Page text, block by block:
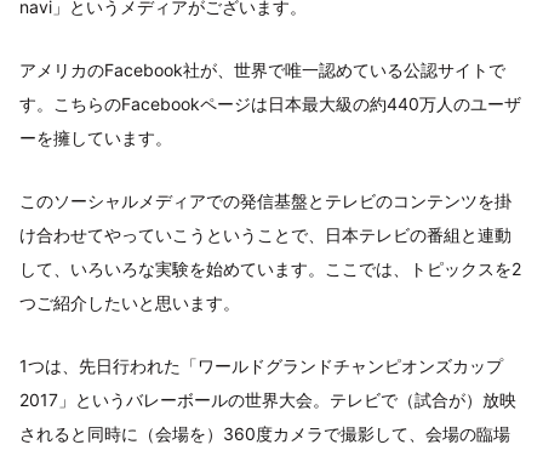
navi」というメディアがございます。
アメリカのFacebook社が、世界で唯一認めている公認サイトで
す。こちらのFacebookページは日本最大級の約440万人のユーザ
ーを擁しています。
このソーシャルメディアでの発信基盤とテレビのコンテンツを掛
け合わせてやっていこうということで、日本テレビの番組と連動
して、いろいろな実験を始めています。ここでは、トピックスを2
つご紹介したいと思います。
1つは、先日行われた「ワールドグランドチャンピオンズカップ
2017」というバレーボールの世界大会。テレビで（試合が）放映
されると同時に（会場を）360度カメラで撮影して、会場の臨場